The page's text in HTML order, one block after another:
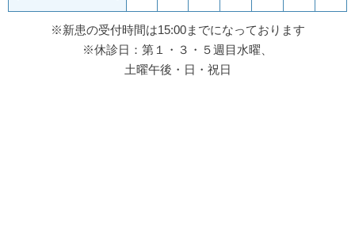
※新患の受付時間は15:00までになっております
※休診日：第１・３・５週目水曜、
土曜午後・日・祝日